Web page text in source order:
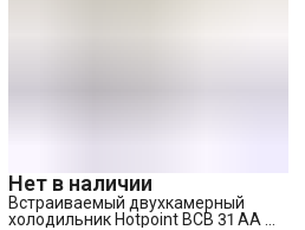
Нет в наличии
Встраиваемый двухкамерный
холодильник Hotpoint BCB 31 AA F